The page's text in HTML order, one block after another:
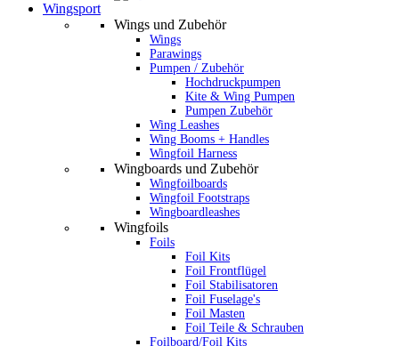
Wingsport
Wings und Zubehör
Wings
Parawings
Pumpen / Zubehör
Hochdruckpumpen
Kite & Wing Pumpen
Pumpen Zubehör
Wing Leashes
Wing Booms + Handles
Wingfoil Harness
Wingboards und Zubehör
Wingfoilboards
Wingfoil Footstraps
Wingboardleashes
Wingfoils
Foils
Foil Kits
Foil Frontflügel
Foil Stabilisatoren
Foil Fuselage's
Foil Masten
Foil Teile & Schrauben
Foilboard/Foil Kits